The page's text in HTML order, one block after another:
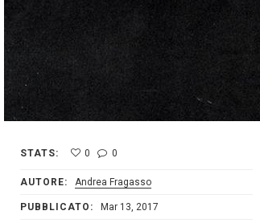
STATS: 0 0
AUTORE: Andrea Fragasso
PUBBLICATO: Mar 13, 2017